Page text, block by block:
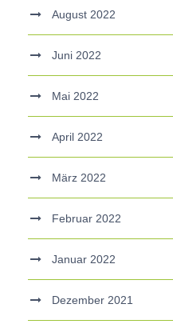
August 2022
Juni 2022
Mai 2022
April 2022
März 2022
Februar 2022
Januar 2022
Dezember 2021